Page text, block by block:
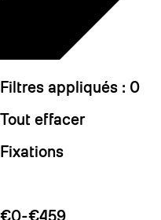
Filtres appliqués : 0
Tout effacer
Fixations
€0-€459